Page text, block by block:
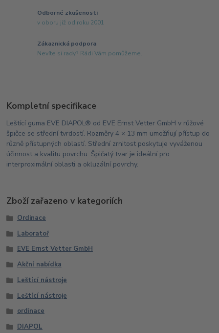
Odborné zkušenosti
v oboru již od roku 2001
Zákaznická podpora
Nevíte si rady? Rádi Vám pomůžeme.
Kompletní specifikace
Leštící guma EVE DIAPOL® od EVE Ernst Vetter GmbH v růžové
špičce se střední tvrdostí. Rozměry 4 × 13 mm umožňují přístup do
různě přístupných oblastí. Střední zrnitost poskytuje vyváženou
účinnost a kvalitu povrchu. Špičatý tvar je ideální pro
interproximální oblasti a okluzální povrchy.
Zboží zařazeno v kategoriích
Ordinace
Laboratoř
EVE Ernst Vetter GmbH
Akční nabídka
Leštící nástroje
Leštící nástroje
ordinace
DIAPOL